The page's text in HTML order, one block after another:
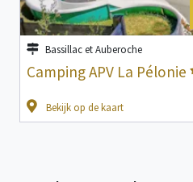
Bassillac et Auberoche
Camping APV La Pélonie
Bekijk op de kaart